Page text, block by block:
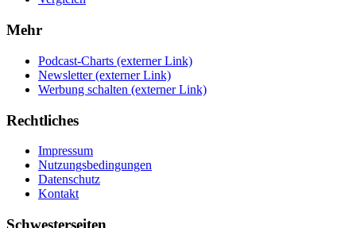
Mehr
Podcast-Charts (externer Link)
Newsletter (externer Link)
Werbung schalten (externer Link)
Rechtliches
Impressum
Nutzungsbedingungen
Datenschutz
Kontakt
Schwesterseiten